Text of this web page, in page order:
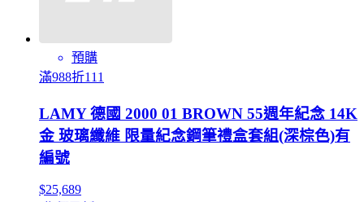
預購
滿988折111
LAMY 德國 2000 01 BROWN 55週年紀念 14K
金 玻璃纖維 限量紀念鋼筆禮盒套組(深棕色)有
編號
$25,689